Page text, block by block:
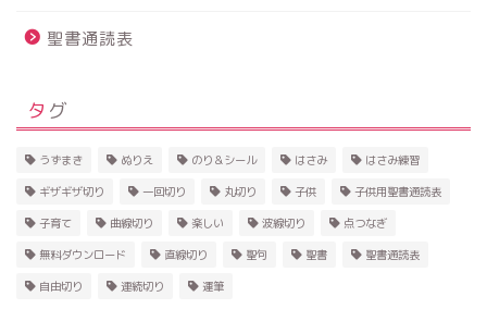
聖書通読表
タグ
うずまき ぬりえ のり＆シール はさみ はさみ練習
ギザギザ切り 一回切り 丸切り 子供 子供用聖書通読表
子育て 曲線切り 楽しい 波線切り 点つなぎ
無料ダウンロード 直線切り 聖句 聖書 聖書通読表
自由切り 連続切り 運筆